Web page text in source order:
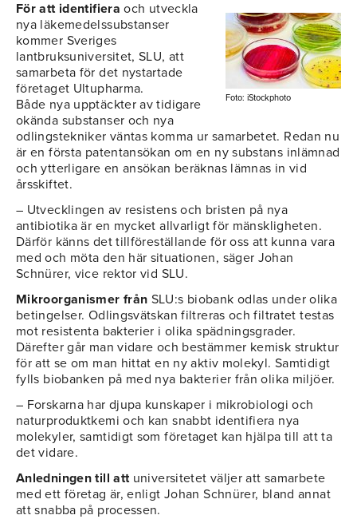
Foto: iStockphoto
För att identifieraoch utveckla
nya läkemedelssubstanser
kommer Sveriges
lantbruksuniversitet, SLU, att
samarbeta för det nystartade
företaget Ultupharma.
Både nya upptäckter av tidigare
okända substanser och nya
odlingstekniker väntas komma ur samarbetet. Redan nu
är en första patentansökan om en ny substans inlämnad
och ytterligare en ansökan beräknas lämnas in vid
årsskiftet.
– Utvecklingen av resistens och bristen på nya
antibiotika är en mycket allvarligt för mänskligheten.
Därför känns det tillföreställande för oss att kunna vara
med och möta den här situationen, säger Johan
Schnürer, vice rektor vid SLU.
Mikroorganismer från SLU:s biobank odlas under olika
betingelser. Odlingsvätskan filtreras och filtratet testas
mot resistenta bakterier i olika spädningsgrader.
Därefter går man vidare och bestämmer kemisk struktur
för att se om man hittat en ny aktiv molekyl. Samtidigt
fylls biobanken på med nya bakterier från olika miljöer.
– Forskarna har djupa kunskaper i mikrobiologi och
naturproduktkemi och kan snabbt identifiera nya
molekyler, samtidigt som företaget kan hjälpa till att ta
det vidare.
Anledningen till att universitetet väljer att samarbete
med ett företag är, enligt Johan Schnürer, bland annat
att snabba på processen.